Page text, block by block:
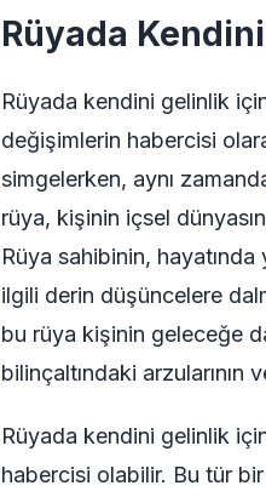
Rüyada
Rüyada kendini gelinlik
değişimlerin habercisi
simgelerken, aynı
rüya, kişinin içsel
Rüya sahibinin,
ilgili derin düşüncelere
bu rüya kişinin geleceğe
bilinçaltındaki arzularının
Rüyada kendini gelinlik
habercisi olabilir. Bu tür